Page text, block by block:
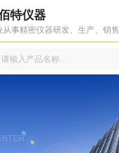
特仪器
从事精密仪器研发、生产、销售